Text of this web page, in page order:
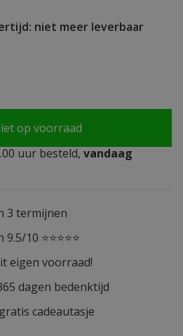
niet meer leverbaar
op voorraad
uur besteld, vandaag
3 termijnen
10 ⭐⭐⭐⭐⭐
eigen voorraad!
dagen bedenktijd
cadeautasje